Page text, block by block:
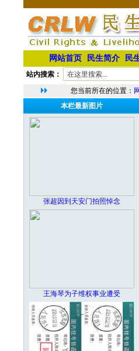
网站首页 民生简介 民
站内搜索：
您当前所在的位置：
本栏最新图片
张超因到天安门拍照悼念
王海琴为子维权事业遭受